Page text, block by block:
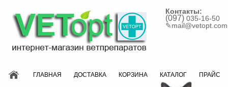
Контакты:
(097) 035-16-50
✎mail@vetopt.com
ГЛАВНАЯ ДОСТАВКА КОРЗИНА КАТАЛОГ ПРАЙС